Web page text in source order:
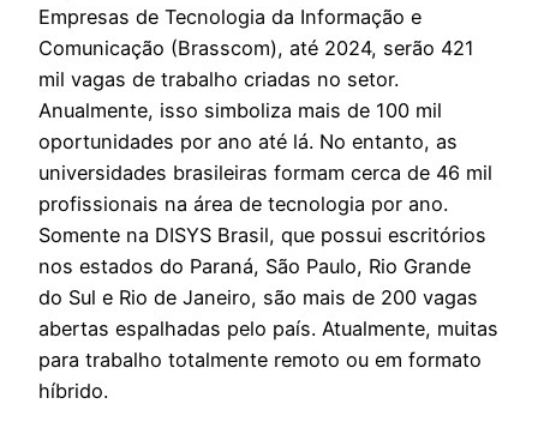
Empresas de Tecnologia da Informação e
Comunicação (Brasscom), até 2024, serão 421
mil vagas de trabalho criadas no setor.
Anualmente, isso simboliza mais de 100 mil
oportunidades por ano até lá. No entanto, as
universidades brasileiras formam cerca de 46 mil
profissionais na área de tecnologia por ano.
Somente na DISYS Brasil, que possui escritórios
nos estados do Paraná, São Paulo, Rio Grande
do Sul e Rio de Janeiro, são mais de 200 vagas
abertas espalhadas pelo país. Atualmente, muitas
para trabalho totalmente remoto ou em formato
híbrido.